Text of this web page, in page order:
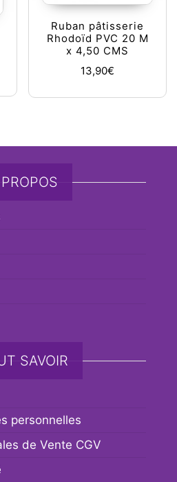
Ruban pâtisserie
Rhodoïd PVC 20 M
x 4,50 CMS
13,90€
SAVOIR
personnelles
de Vente CGV